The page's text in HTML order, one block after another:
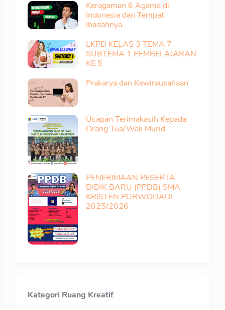
Keragaman 6 Agama di
Indonesia dan Tempat
Ibadahnya
LKPD KELAS 3 TEMA 7
SUBTEMA 1 PEMBELAJARAN
KE 5
Prakarya dan Kewirausahaan
Ucapan Terimakasih Kepada
Orang Tua/Wali Murid
PENERIMAAN PESERTA
DIDIK BARU (PPDB) SMA
KRISTEN PURWODADI
2025/2026
Kategori Ruang Kreatif